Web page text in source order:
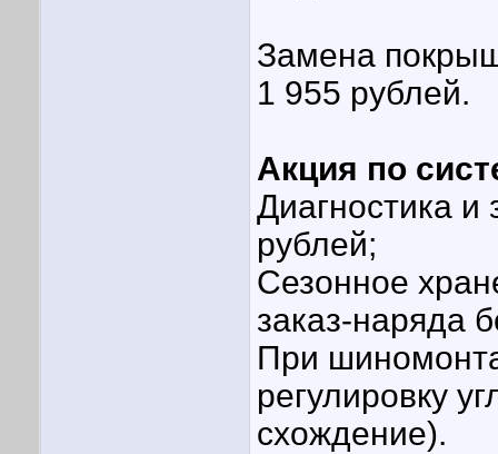
Замена
1 955 рублей.
Акция по
Диагностика и
рублей;
Сезонное
заказ-наряда
При
регулировку
схождение).